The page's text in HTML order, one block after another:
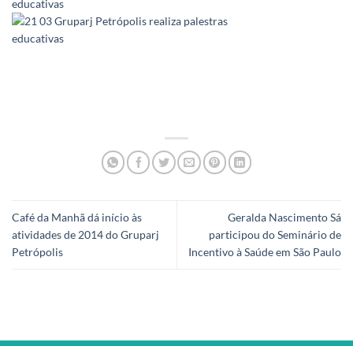
Café da Manhã dá início às
atividades de 2014 do Gruparj
Petrópolis
Geralda Nascimento Sá
participou do Seminário de
Incentivo à Saúde em São Paulo